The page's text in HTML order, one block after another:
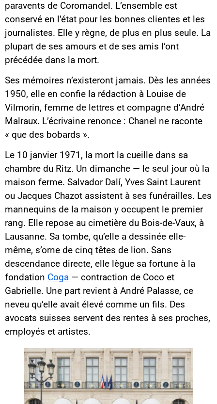
paravents de Coromandel. L’ensemble est
conservé en l’état pour les bonnes clientes et les
journalistes. Elle y règne, de plus en plus seule. La
plupart de ses amours et de ses amis l’ont
précédée dans la mort.
Ses mémoires n’existeront jamais. Dès les années
1950, elle en confie la rédaction à Louise de
Vilmorin, femme de lettres et compagne d’André
Malraux. L’écrivaine renonce : Chanel ne raconte
« que des bobards ».
Le 10 janvier 1971, la mort la cueille dans sa
chambre du Ritz. Un dimanche — le seul jour où la
maison ferme. Salvador Dalí, Yves Saint Laurent
ou Jacques Chazot assistent à ses funérailles. Les
mannequins de la maison y occupent le premier
rang. Elle repose au cimetière du Bois-de-Vaux, à
Lausanne. Sa tombe, qu’elle a dessinée elle-
même, s’orne de cinq têtes de lion. Sans
descendance directe, elle lègue sa fortune à la
fondation Coga — contraction de Coco et
Gabrielle. Une part revient à André Palasse, ce
neveu qu’elle avait élevé comme un fils. Des
avocats suisses servent des rentes à ses proches,
employés et artistes.